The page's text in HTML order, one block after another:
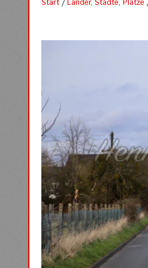
Start /Länder, Städte, Plätze